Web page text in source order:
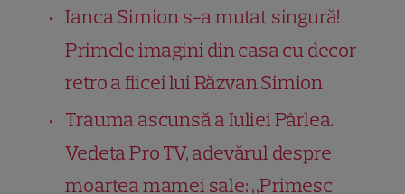
Ianca Simion s-a mutat singură!
Primele imagini din casa cu decor
retro a fiicei lui Răzvan Simion
Trauma ascunsă a Iuliei Pârlea.
Vedeta Pro TV, adevărul despre
moartea mamei sale: „Primesc